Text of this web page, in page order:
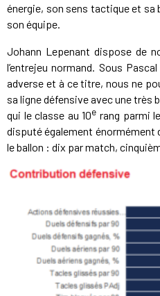
énergie, son sens tactique et
son équipe.
Johann Lepenant dispose de
l’entrejeu normand. Sous
adverse et à ce titre, nous ne
sa ligne défensive avec une très
qui le classe au 10e rang parmi
disputé également énormément
le ballon : dix par match,